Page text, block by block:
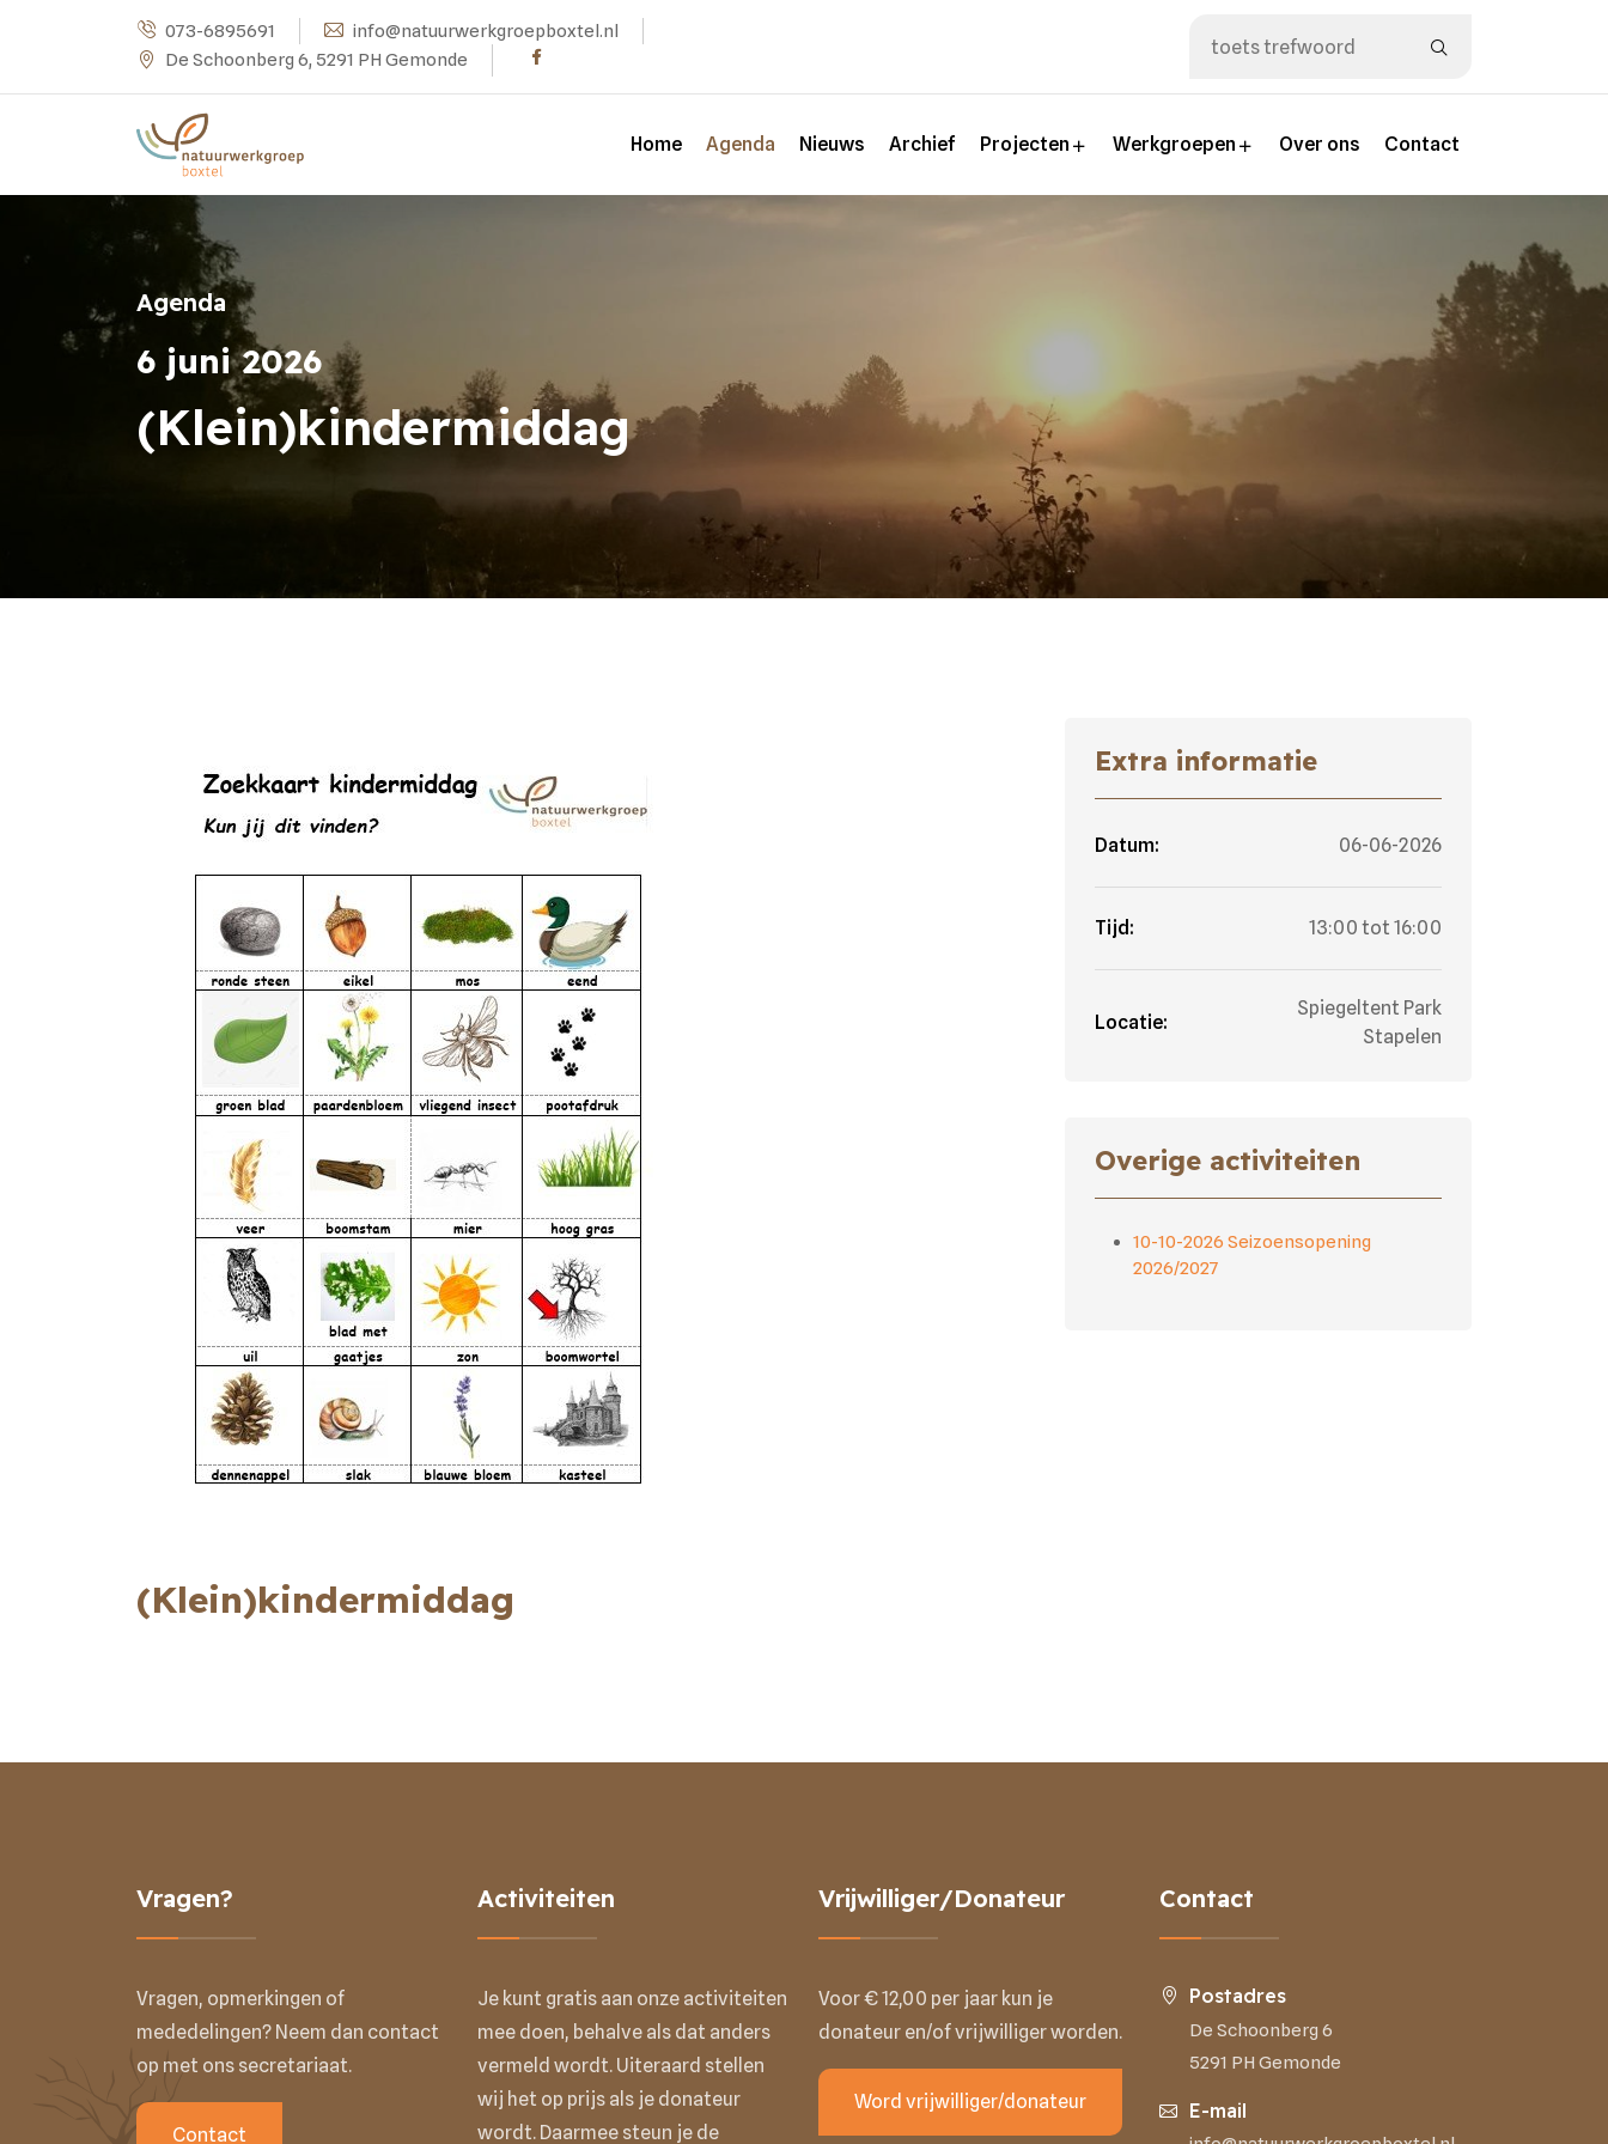
073-6895691
info@natuurwerkgroepboxtel.nl
De Schoonberg 6, 5291 PH Gemonde
Home Agenda Nieuws Archief Projecten Werkgroepen Over ons Contact
Agenda
6 juni 2026
(Klein)kindermiddag
(Klein)kindermiddag
Extra informatie
Datum: 06-06-2026
Tijd: 13:00 tot 16:00
Locatie:
Spiegeltent Park
Stapelen
Overige activiteiten
10-10-2026 Seizoensopening
2026/2027
Vragen?
Vragen, opmerkingen of
mededelingen? Neem dan contact
op met ons secretariaat.
Contact
Activiteiten
Je kunt gratis aan onze activiteiten
mee doen, behalve als dat anders
vermeld wordt. Uiteraard stellen
wij het op prijs als je donateur
wordt. Daarmee steun je de
Vrijwilliger/Donateur
Voor € 12,00 per jaar kun je
donateur en/of vrijwilliger worden.
Word vrijwilliger/donateur
Contact
Postadres
De Schoonberg 6
5291 PH Gemonde
E-mail